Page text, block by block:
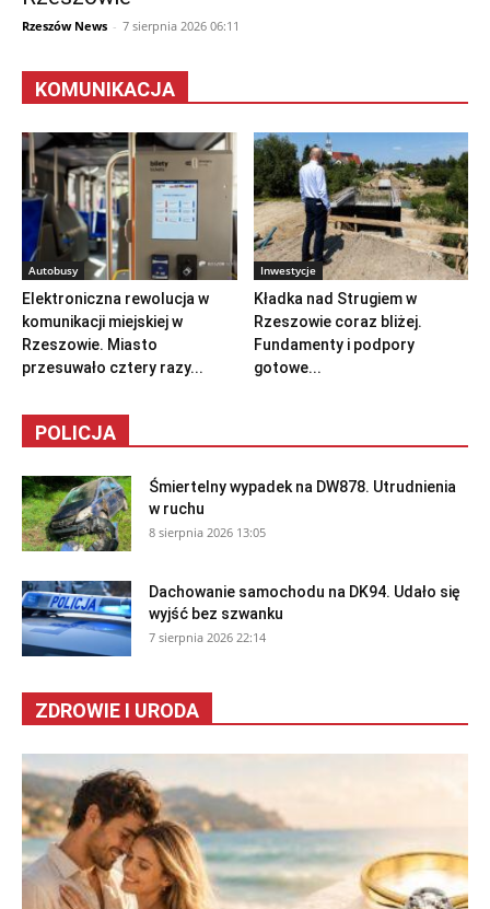
Rzeszów News - 7 sierpnia 2026 06:11
KOMUNIKACJA
Autobusy
Elektroniczna rewolucja w
komunikacji miejskiej w
Rzeszowie. Miasto
przesuwało cztery razy...
Inwestycje
Kładka nad Strugiem w
Rzeszowie coraz bliżej.
Fundamenty i podpory
gotowe...
POLICJA
Śmiertelny wypadek na DW878. Utrudnienia
w ruchu
8 sierpnia 2026 13:05
Dachowanie samochodu na DK94. Udało się
wyjść bez szwanku
7 sierpnia 2026 22:14
ZDROWIE I URODA